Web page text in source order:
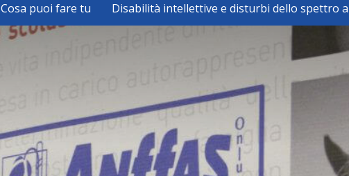
Inclusione scolastica
Inclusione lavorativa
Politiche sociali
Pillole
Formazione
Avvisi, bandi
Welfare locale
Cosa puoi fare tu Disabilità intellettive e disturbi dello spettro